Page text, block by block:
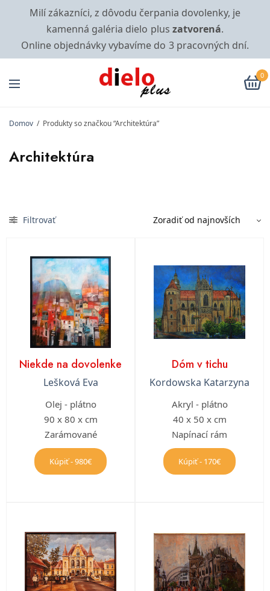
Milí zákazníci, z dôvodu čerpania dovolenky, je
kamenná galéria dielo plus zatvorená.
Online objednávky vybavíme do 3 pracovných dní.
0
Domov / Produkty so značkou “Architektúra”
Architektúra
Filtrovať
Niekde na dovolenke
Lešková Eva
Olej - plátno
90 x 80 x cm
Zarámované
Kúpiť - 980€
Dóm v tichu
Kordowska Katarzyna
Akryl - plátno
40 x 50 x cm
Napínací rám
Kúpiť - 170€